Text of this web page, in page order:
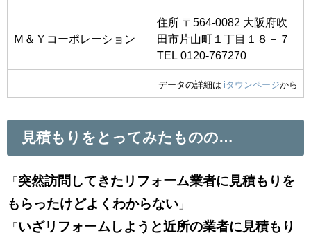
Ｍ＆Ｙコーポレーション
住所 〒564-0082 大阪府吹
田市片山町１丁目１８－７
TEL 0120-767270
データの詳細は iタウンページから
見積もりをとってみたものの…
「 突然訪問してきたリフォーム業者に見積もりを
もらったけどよくわからない 」
「 いざリフォームしようと近所の業者に見積もり